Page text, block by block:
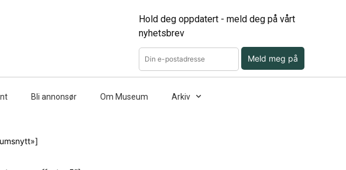
Hold deg oppdatert - meld deg på vårt
nyhetsbrev
Meld meg på
Bli annonsør Om Museum Arkiv